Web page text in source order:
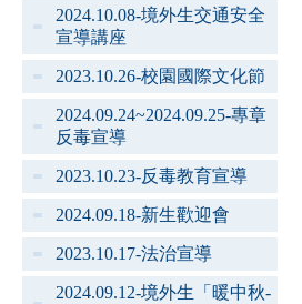
2024.10.08-境外生交通安全
宣導講座
2023.10.26-校園國際文化節
2024.09.24~2024.09.25-專章
反毒宣導
2023.10.23-反毒教育宣導
2024.09.18-新生歡迎會
2023.10.17-法治宣導
2024.09.12-境外生「暖中秋-